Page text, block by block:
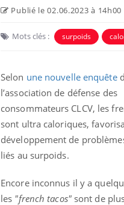
Publié le 02.06.2023 à 14h00
Mots clés : surpoids
Selon une nouvelle enquête
l’association de défense des
consommateurs CLCV, les
sont ultra caloriques,
développement de
liés au surpoids.
Encore inconnus il y a
les "french tacos"sont de